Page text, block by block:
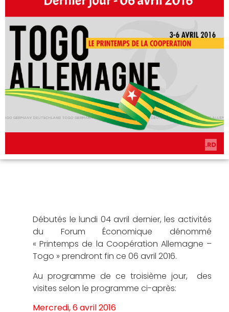
Débutés le lundi 04 avril dernier, les activités
du Forum Économique dénommé
« Printemps de la Coopération Allemagne –
Togo » prendront fin ce 06 avril 2016.
Au programme de ce troisième jour, des
visites selon le programme ci-après:
Mercredi, 6 avril 2016